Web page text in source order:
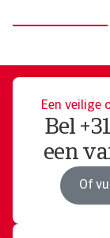
Een veilige
Bel
een
Of